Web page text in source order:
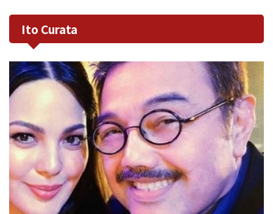
Ito Curata